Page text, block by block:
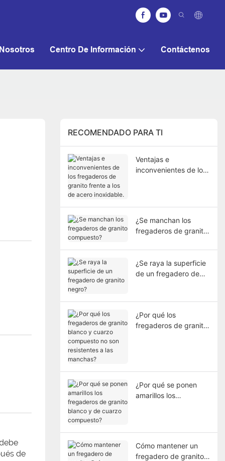
Centro De Información Contáctenos
de
RECOMENDADO PARA TI
Ventajas e
inconvenientes de los
¿Se manchan los
fregaderos de granito
¿Se raya la superficie
de un fregadero de
¿Por qué los
fregaderos de granito
¿Por qué se ponen
amarillos los
Cómo mantener un
fregadero de granito: